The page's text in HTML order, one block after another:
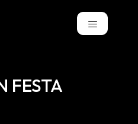
FESTA